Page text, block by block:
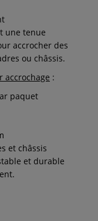
une tenue
accrocher des
ou châssis.
accrochage :
paquet
et châssis
et durable